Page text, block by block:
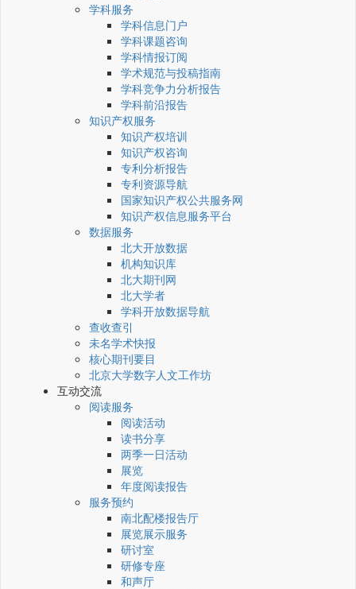
学科服务
学科信息门户
学科课题咨询
学科情报订阅
学术规范与投稿指南
学科竞争力分析报告
学科前沿报告
知识产权服务
知识产权培训
知识产权咨询
专利分析报告
专利资源导航
国家知识产权公共服务网
知识产权信息服务平台
数据服务
北大开放数据
机构知识库
北大期刊网
北大学者
学科开放数据导航
查收查引
未名学术快报
核心期刊要目
北京大学数字人文工作坊
互动交流
阅读服务
阅读活动
读书分享
两季一日活动
展览
年度阅读报告
服务预约
南北配楼报告厅
展览展示服务
研讨室
研修专座
和声厅